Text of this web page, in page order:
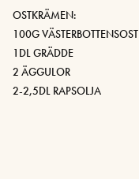
OSTKRÄMEN:
100G VÄSTERBOTTENSOST
1DL GRÄDDE
2 ÄGGULOR
2-2,5DL RAPSOLJA